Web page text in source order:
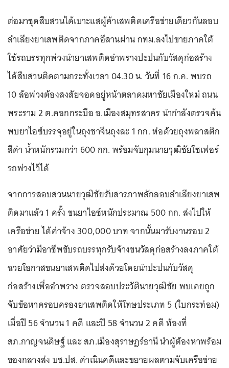
ต่อมาชุดสืบสวนได้เบาะแสผู้ค้าเสพติดเครือข่ายเดียวกันลอบ
ลำเลียงยาเสพติดจากภาคอีสานผ่าน กทม.ลงไปขายภาคใต้
ใช้รถบรรทุกพ่วงนำยาเสพติดอำพรางปะปนกับวัสดุก่อสร้าง
ได้สืบสวนติดตามกระทั่งเวลา 04.30 น. วันที่ 16 ก.ค. พบรถ
10 ล้อพ่วงต้องสงสัยจอดอยู่หน้าตลาดมหาชัยเมืองใหม่ ถนน
พระราม 2 ต.คอกกระบือ อ.เมืองสมุทรสาคร นำกำลังตรวจค้น
พบยาไอซ์บรรจุอยู่ในถุงชาจีนถุงละ 1 กก. ห่อด้วยถุงพลาสติก
สีดำ น้ำหนักรวมกว่า 600 กก. พร้อมจับกุมนายวุฒิชัยโชเฟอร์
รถพ่วงไว้ได้
จากการสอบสวนนายวุฒิชัยรับสารภาพลักลอบลำเลียงยาเสพ
ติดมาแล้ว 1 ครั้ง ขนยาไอซ์หนักประมาณ 500 กก. ส่งไปให้
เครือข่าย ได้ค่าจ้าง 300,000 บาท จากนั้นมารับงานรอบ 2
อาศัยว่ามีอาชีพขับรถบรรทุกรับจ้างขนวัสดุก่อสร้างลงภาคใต้
ฉวยโอกาสขนยาเสพติดไปส่งด้วยโดยนำปะปนกับวัสดุ
ก่อสร้างเพื่ออำพราง ตรวจสอบประวัตินายวุฒิชัย พบเคยถูก
จับข้อหาครอบครองยาเสพติดให้โทษประเภท 5 (ใบกระท่อม)
เมื่อปี 56 จำนวน 1 คดี และปี 58 จำนวน 2 คดี ท้องที่
สภ.กาญจนดิษฐ์ และ สภ.เมืองสุราษฎร์ธานี นำผู้ต้องหาพร้อม
ของกลางส่ง บช.ปส. ดำเนินคดีและขยายผลตามจับเครือข่าย